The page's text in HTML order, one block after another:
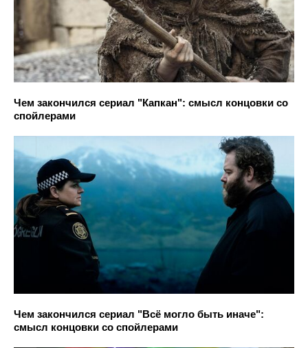
Чем закончился сериал "Капкан": смысл концовки со
спойлерами
Чем закончился сериал "Всё могло быть иначе":
смысл концовки со спойлерами